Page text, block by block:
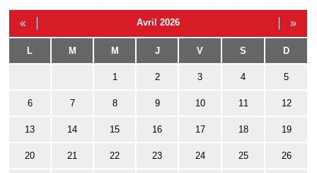
« Avril 2026 »
L M M J V S D
1 2 3 4 5
6 7 8 9 10 11 12
13 14 15 16 17 18 19
20 21 22 23 24 25 26